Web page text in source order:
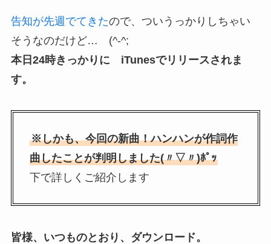
告知が先週でてきたので、ついうっかりしちゃい
そうなのだけど… (^-^;
本日24時きっかりに iTunesでリリースされま
す。
※しかも、今回の新曲！ハンハンが作詞作
曲したことが判明しました(〃▽〃)ﾎﾟｯ
下で詳しくご紹介します
皆様、いつものとおり、ダウンロード。